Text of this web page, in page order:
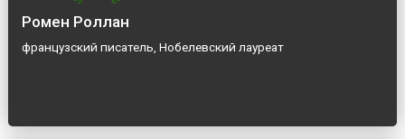
Ромен Роллан
французский писатель, Нобелевский лауреат